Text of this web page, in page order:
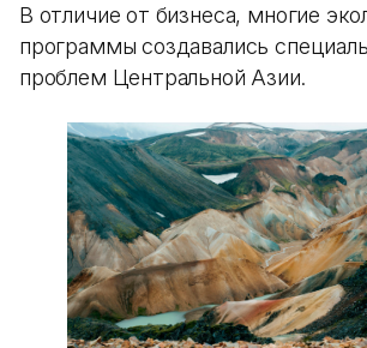
В отличие от бизнеса, многие
программы создавались
проблем Центральной Азии.